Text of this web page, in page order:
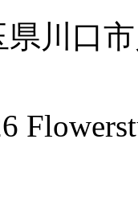
県川口